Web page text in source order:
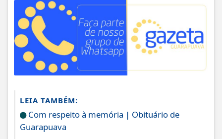
LEIA TAMBÉM:
Com respeito à memória | Obituário de
Guarapuava